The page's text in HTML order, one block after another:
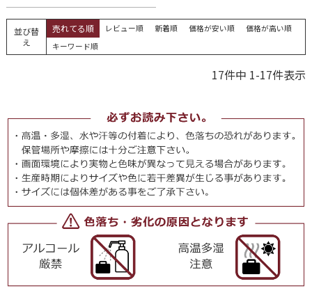
並び替
え
売れてる順 レビュー順 新着順 価格が安い順
価格が高い順
キーワード順
17件中 1-17件表示